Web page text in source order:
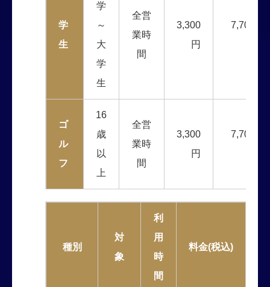
学
生
学
～
大
学
生
全営
業時
間
3,300
円
7,700
ゴ
ル
フ
16
歳
以
上
全営
業時
間
3,300
円
7,700
種別
対
象
利
用
時
間
料金(税込)